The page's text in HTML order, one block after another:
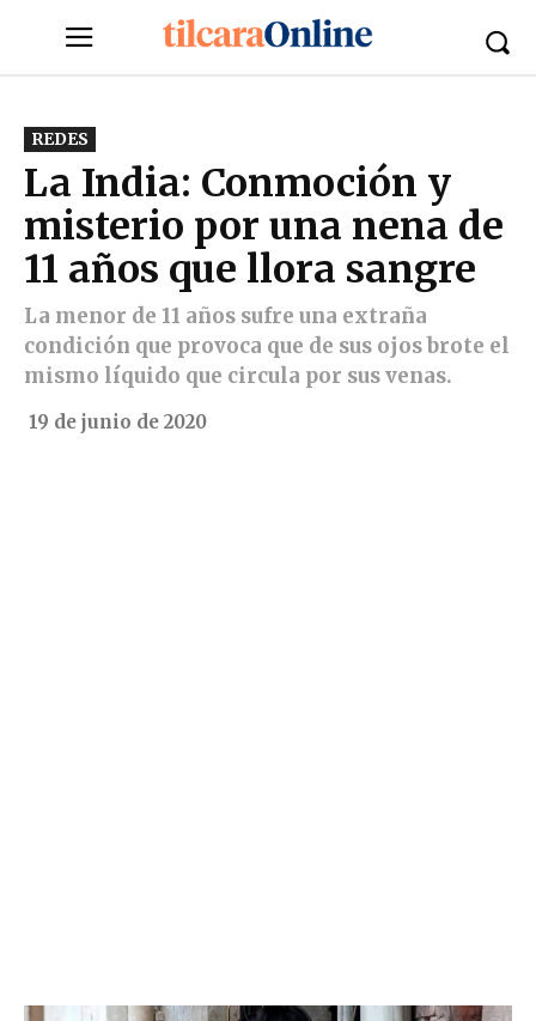
REDES
La India: Conmoción y
misterio por una nena de
11 años que llora sangre
La menor de 11 años sufre una extraña
condición que provoca que de sus ojos brote el
mismo líquido que circula por sus venas.
19 de junio de 2020